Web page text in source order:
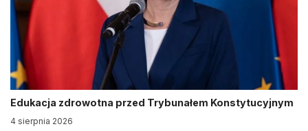
Edukacja zdrowotna przed Trybunałem Konstytucyjnym
4 sierpnia 2026